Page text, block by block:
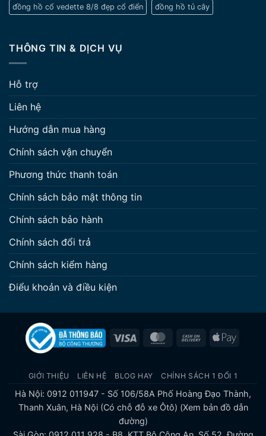
đồng hồ cổ vedette 8/8 đẹp cổ điển đồng hồ tủ cây
THÔNG TIN & DỊCH VỤ
Hỗ trợ
Liên hệ
Hướng dẫn mua hàng
Chính sách vận chuyển
Phương thức thanh toán
Chính sách bảo mật thông tin
Chính sách bảo hành
Chính sách đổi trả
Chính sách kiểm hàng
Điểu khoản và điều kiện
Visa MasterCardCash
Apple
GIỚI THIỆU LIÊN HỆ BLOG HAY CHÍNH SÁCH 1 ĐỔI 1
Hà Nội: 0912 011947 - Số 106/58A Phố Hoàng Đạo Thành,
Thanh Xuân, Hà Nội (Có chỗ đỗ xe Ôtô) (Xem bản đồ dẫn
đường)